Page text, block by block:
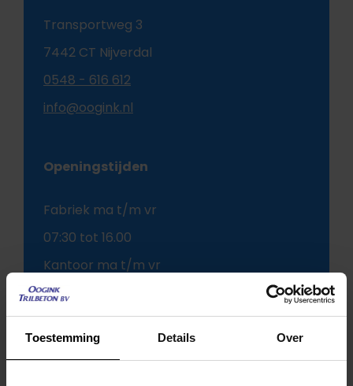
Toestemming Details Over
Transportweg 3
7442 CT Nijverdal
0548 - 616 612
info@oogink.nl
Openingstijden
Fabriek ma t/m vr
07:30 tot 16.00
Kantoor ma t/m vr
07:30 tot 17:00